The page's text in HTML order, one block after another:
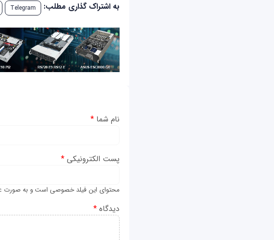
به اشتراک گذاری مطلب: Telegram
نام شما *
پست الکترونیکی *
محتوای این فیلد خصوصی است و به صورت
دیدگاه *